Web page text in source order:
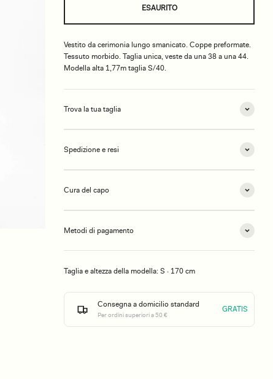
ESAURITO
Vestito da cerimonia lungo smanicato. Coppe preformate.
Tessuto morbido. Taglia unica, veste da una 38 a una 44.
Modella alta 1,77m taglia S/40.
Trova la tua taglia
Spedizione e resi
Cura del capo
Metodi di pagamento
Taglia e altezza della modella: S · 170 cm
Consegna a domicilio standard
Per ordini superiori a 50 €
GRATIS